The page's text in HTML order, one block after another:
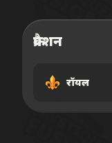
फ्रैक्शन
रॉयल